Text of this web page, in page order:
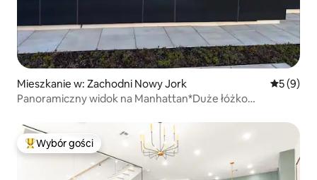
Mieszkanie w: Zachodni Nowy Jork Średnia
5 (9)
Panoramiczny widok na Manhattan*Duże łóżko
Najpopularniejsze z kategorii Wybór gości
Wybór gości